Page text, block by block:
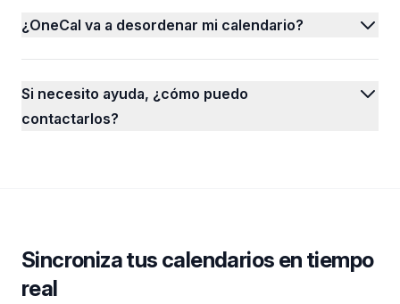
¿OneCal va a desordenar mi calendario?
Si necesito ayuda, ¿cómo puedo
contactarlos?
Sincroniza tus calendarios en tiempo
real